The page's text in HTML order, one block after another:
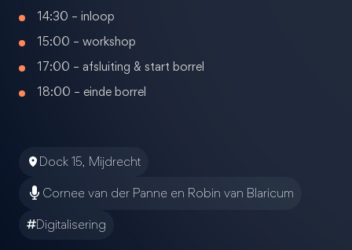
14:30 – inloop
15:00 – workshop
17:00 – afsluiting & start borrel
18:00 – einde borrel
Dock 15, Mijdrecht
Cornee van der Panne en Robin van Blaricum
Digitalisering